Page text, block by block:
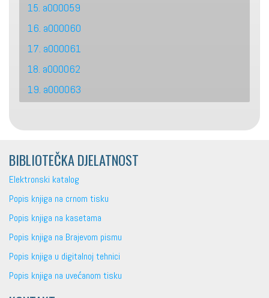
15. a000059
16. a000060
17. a000061
18. a000062
19. a000063
BIBLIOTEČKA DJELATNOST
Elektronski katalog
Popis knjiga na crnom tisku
Popis knjiga na kasetama
Popis knjiga na Brajevom pismu
Popis knjiga u digitalnoj tehnici
Popis knjiga na uvećanom tisku